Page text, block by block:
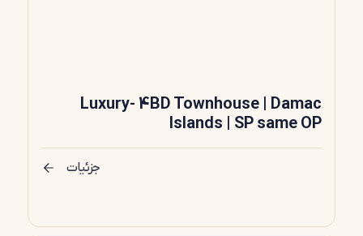
Luxury- 4BD Townhouse | Damac
Islands | SP same OP
جزئیات